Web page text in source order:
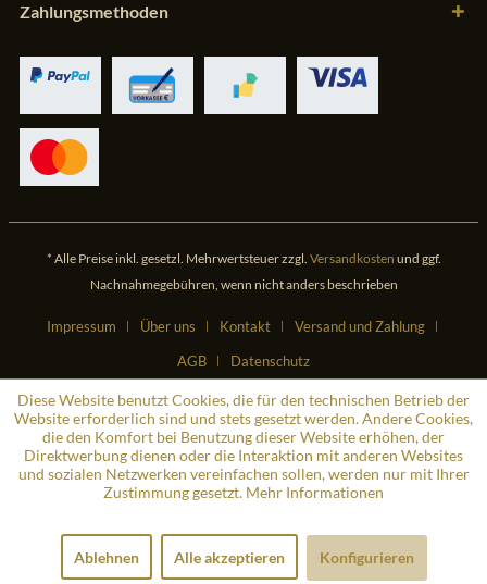
Zahlungsmethoden
* Alle Preise inkl. gesetzl. Mehrwertsteuer zzgl. Versandkosten und ggf.
Nachnahmegebühren, wenn nicht anders beschrieben
Impressum Über uns Kontakt
Versand und Zahlung
AGB
Datenschutz
Diese Website benutzt Cookies, die für den technischen Betrieb der
Website erforderlich sind und stets gesetzt werden. Andere Cookies,
die den Komfort bei Benutzung dieser Website erhöhen, der
Direktwerbung dienen oder die Interaktion mit anderen Websites
und sozialen Netzwerken vereinfachen sollen, werden nur mit Ihrer
Zustimmung gesetzt. Mehr Informationen
Ablehnen Alle akzeptieren Konfigurieren